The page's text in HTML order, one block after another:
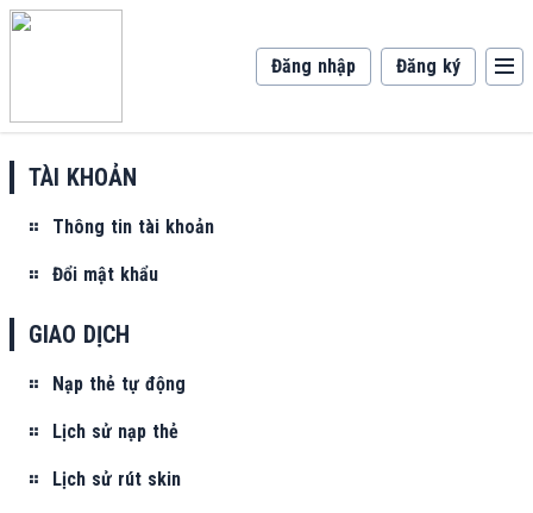
Đăng nhập Đăng ký
TÀI KHOẢN
Thông tin tài khoản
Đổi mật khẩu
GIAO DỊCH
Nạp thẻ tự động
Lịch sử nạp thẻ
Lịch sử rút skin